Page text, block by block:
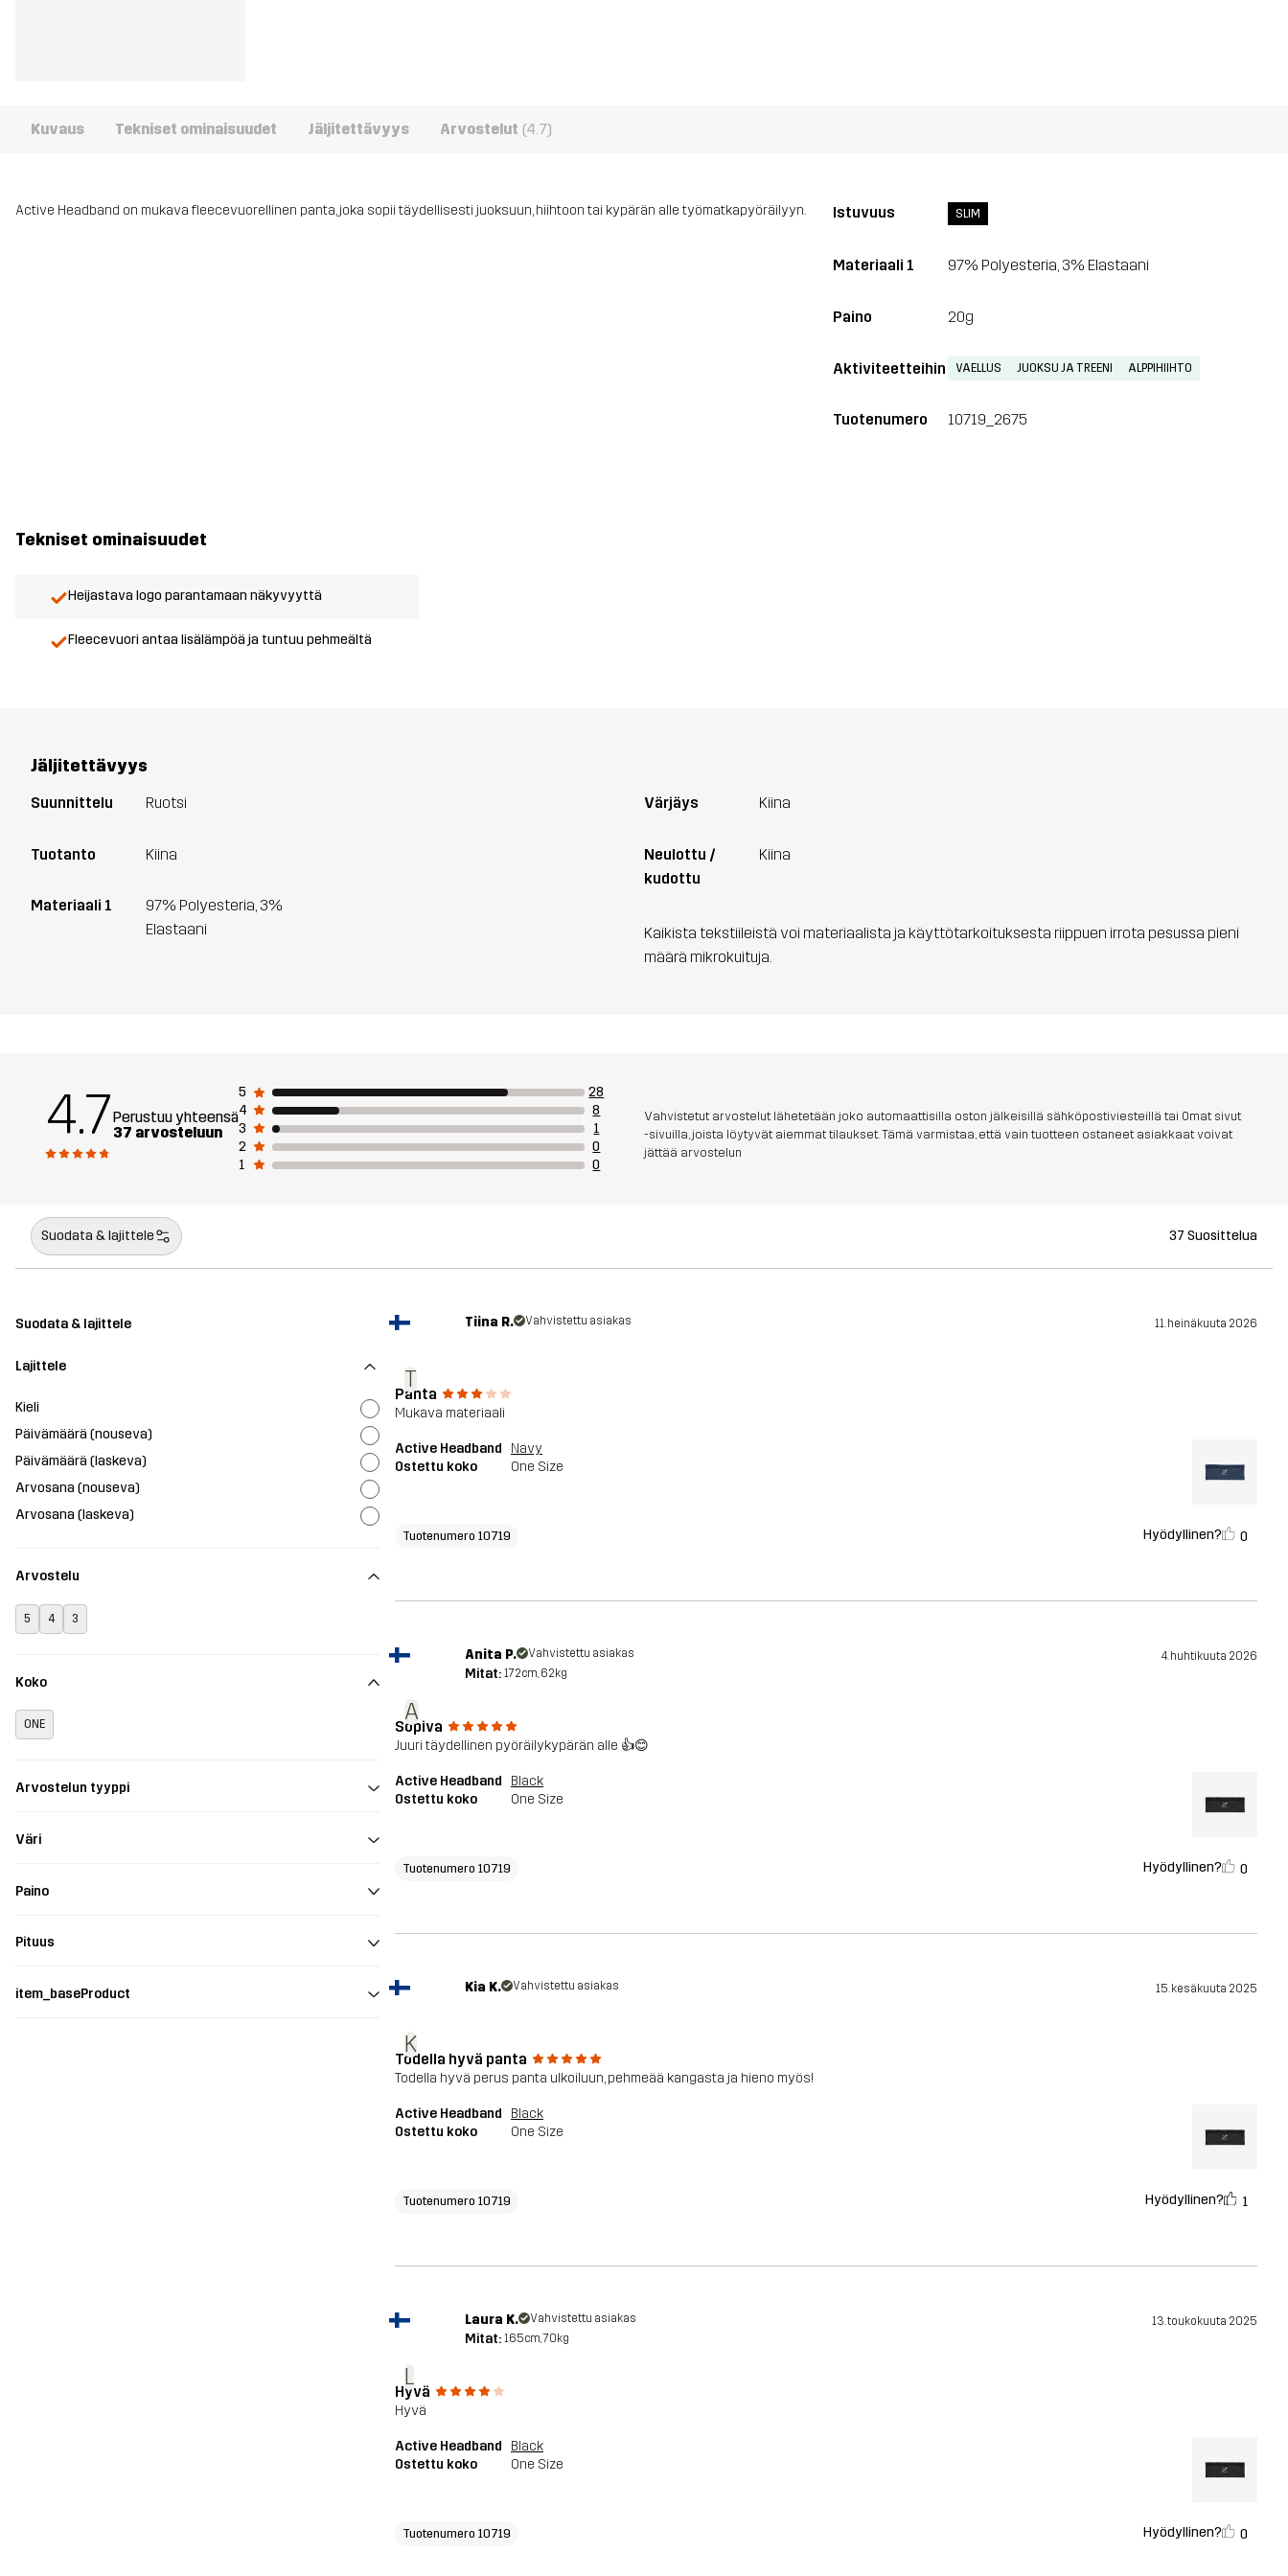
Kuvaus Tekniset ominaisuudet Jäljitettävyys Arvostelut (4.7)
Active Headband on mukava fleecevuorellinen panta, joka sopii täydellisesti juoksuun, hiihtoon tai kypärän alle työmatkapyöräilyyn. Istuvuus SLIM
Materiaali 1 97% Polyesteria, 3% Elastaani
Paino 20g
Aktiviteetteihin VAELLUS JUOKSU JA TREENI ALPPIHIIHTO
Tuotenumero 10719_2675
Tekniset ominaisuudet
Heijastava logo parantamaan näkyvyyttä
Fleecevuori antaa lisälämpöä ja tuntuu pehmeältä
Jäljitettävyys
Suunnittelu Ruotsi
Tuotanto Kiina
Materiaali 1
97% Polyesteria, 3%
Elastaani
Värjäys Kiina
Neulottu /
kudottu
Kiina
Kaikista tekstiileistä voi materiaalista ja käyttötarkoituksesta riippuen irrota pesussa pieni
määrä mikrokuituja.
4.7Perustuu yhteensä
37 arvosteluun
5
28
4
8
3
1
2
0
1
0
Vahvistetut arvostelut lähetetään joko automaattisilla oston jälkeisillä sähköpostiviesteillä tai Omat sivut
-sivuilla, joista löytyvät aiemmat tilaukset. Tämä varmistaa, että vain tuotteen ostaneet asiakkaat voivat
jättää arvostelun
Suodata & lajittele 37 Suosittelua
Suodata & lajittele
Lajittele
Kieli
Päivämäärä (nouseva)
Päivämäärä (laskeva)
Arvosana (nouseva)
Arvosana (laskeva)
Arvostelu
5 4 3
Koko
ONE
Arvostelun tyyppi
Väri
Paino
Pituus
item_baseProduct
T
Tiina R. Vahvistettu asiakas 11. heinäkuuta 2026
Panta
Mukava materiaali
Active Headband
Navy
Ostettu koko
One Size
Tuotenumero 10719 Hyödyllinen? 0
A
Anita P. Vahvistettu asiakas 4. huhtikuuta 2026
Mitat: 172cm, 62kg
Sopiva
Juuri täydellinen pyöräilykypärän alle 👍😊
Active Headband
Black
Ostettu koko
One Size
Tuotenumero 10719 Hyödyllinen? 0
K
Kia K. Vahvistettu asiakas 15. kesäkuuta 2025
Todella hyvä panta
Todella hyvä perus panta ulkoiluun, pehmeää kangasta ja hieno myös!
Active Headband
Black
Ostettu koko
One Size
Tuotenumero 10719 Hyödyllinen? 1
L
Laura K. Vahvistettu asiakas 13. toukokuuta 2025
Mitat: 165cm, 70kg
Hyvä
Hyvä
Active Headband
Black
Ostettu koko
One Size
Tuotenumero 10719 Hyödyllinen? 0